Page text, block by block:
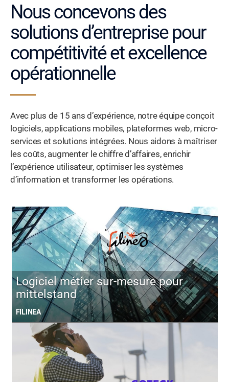
Nous concevons des
solutions d’entreprise pour
compétitivité et excellence
opérationnelle
Avec plus de 15 ans d’expérience, notre équipe conçoit
logiciels, applications mobiles, plateformes web, micro-
services et solutions intégrées. Nous aidons à maîtriser
les coûts, augmenter le chiffre d’affaires, enrichir
l’expérience utilisateur, optimiser les systèmes
d’information et transformer les opérations.
Logiciel métier sur-mesure pour
mittelstand
FILINEA